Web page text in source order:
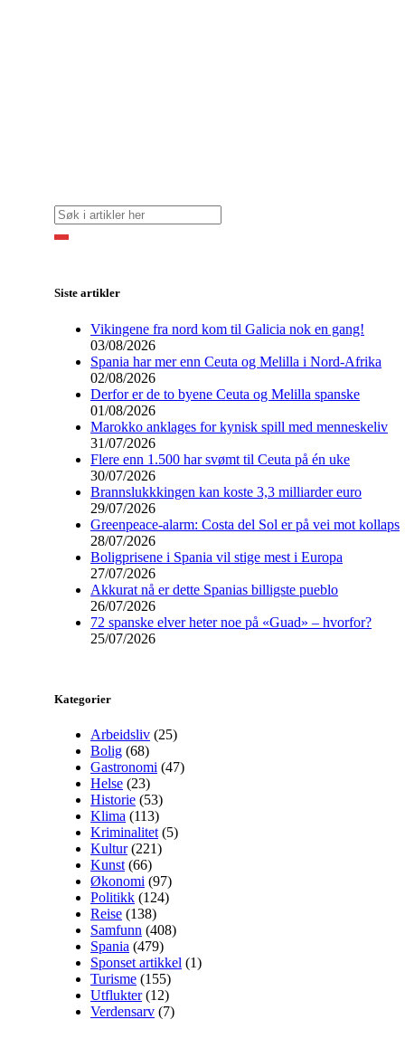
Siste artikler
Vikingene fra nord kom til Galicia nok en gang!
03/08/2026
Spania har mer enn Ceuta og Melilla i Nord-Afrika
02/08/2026
Derfor er de to byene Ceuta og Melilla spanske
01/08/2026
Marokko anklages for kynisk spill med menneskeliv
31/07/2026
Flere enn 1.500 har svømt til Ceuta på én uke
30/07/2026
Brannslukkkingen kan koste 3,3 milliarder euro
29/07/2026
Greenpeace-alarm: Costa del Sol er på vei mot kollaps
28/07/2026
Boligprisene i Spania vil stige mest i Europa
27/07/2026
Akkurat nå er dette Spanias billigste pueblo
26/07/2026
72 spanske elver heter noe på «Guad» – hvorfor?
25/07/2026
Kategorier
Arbeidsliv (25)
Bolig (68)
Gastronomi (47)
Helse (23)
Historie (53)
Klima (113)
Kriminalitet (5)
Kultur(221)
Kunst (66)
Økonomi (97)
Politikk (124)
Reise (138)
Samfunn (408)
Spania (479)
Sponset artikkel (1)
Turisme (155)
Utflukter(12)
Verdensarv (7)